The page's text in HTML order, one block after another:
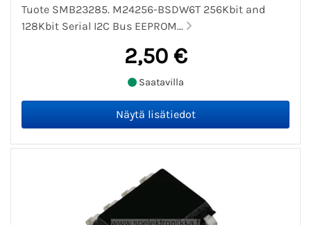
Tuote SMB23285. M24256-BSDW6T 256Kbit and
128Kbit Serial I2C Bus EEPROM...
2,50 €
Saatavilla